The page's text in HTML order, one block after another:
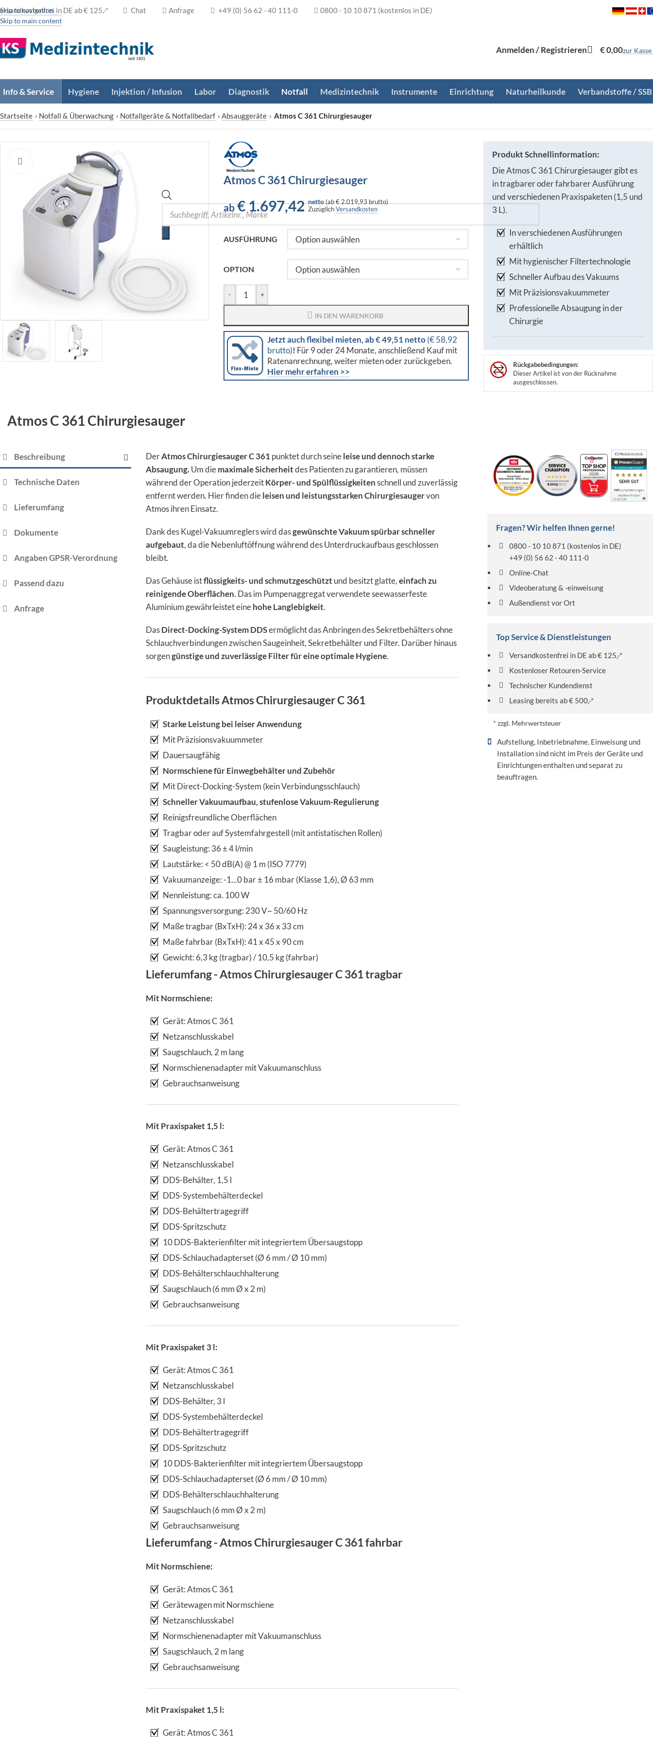
Skip to navigation
Skip to main content
in DE ab € 125,-* Chat Anfrage +49 (0) 56 62 - 40 111-0 0800 - 10 10 871 (kostenlos in DE)
Anmelden / Registrieren €0,00zur Kasse
Info & Service Hygiene Injektion / Infusion Labor Diagnostik Notfall Medizintechnik Instrumente Einrichtung Naturheilkunde Verbandstoffe / SSB
Startseite › Notfall & Überwachung › Notfallgeräte & Notfallbedarf › Absauggeräte › Atmos C 361 Chirurgiesauger
Zum Vergrößern klicken
Atmos C 361 Chirurgiesauger
ab €1.697,42 netto(ab€ 2.019,93brutto)
ZuzüglichVersandkosten
AUSFÜHRUNG
OPTION
- +
IN DEN WARENKORB
Jetzt auch flexibel mieten, ab € 49,51 netto(€ 58,92
brutto)! Für 9 oder 24 Monate, anschließend Kauf mit
Ratenanrechnung, weiter mieten oder zurückgeben.
Hier mehr erfahren >>
Produkt Schnellinformation:
Die Atmos C 361 Chirurgiesauger gibt es
in tragbarer oder fahrbarer Ausführung
und verschiedenen Praxispaketen (1,5 und
3 L).
In verschiedenen Ausführungen
erhältlich
Mit hygienischer Filtertechnologie
Schneller Aufbau des Vakuums
Mit Präzisionsvakuummeter
Professionelle Absaugung in der
Chirurgie
Rückgabebedingungen:
Dieser Artikel ist von der Rücknahme
ausgeschlossen.
Atmos C 361 Chirurgiesauger
Beschreibung
Technische Daten
Lieferumfang
Dokumente
Angaben GPSR-Verordnung
Passend dazu
Anfrage
DerAtmos Chirurgiesauger C 361 punktet durch seineleise und dennoch starke
Absaugung.Um diemaximale Sicherheitdes Patienten zu garantieren, müssen
während der Operation jederzeitKörper- und Spülflüssigkeitenschnell und zuverlässig
entfernt werden. Hier finden dieleisen und leistungsstarken Chirurgiesaugervon
Atmos ihren Einsatz.
Dank des Kugel-Vakuumreglers wird dasgewünschte Vakuum spürbar schneller
aufgebaut, da die Nebenluftöffnung während des Unterdruckaufbaus geschlossen
bleibt.
Das Gehäuse istflüssigkeits- und schmutzgeschützt und besitzt glatte,einfach zu
reinigende Oberflächen. Das im Pumpenaggregat verwendete seewasserfeste
Aluminium gewährleistet einehohe Langlebigkeit.
DasDirect-Docking-System DDSermöglicht das Anbringen des Sekretbehälters ohne
Schlauchverbindungen zwischen Saugeinheit, Sekretbehälter und Filter. Darüber hinaus
sorgengünstige und zuverlässige Filter für eine optimale Hygiene.
Produktdetails Atmos Chirurgiesauger C 361
Starke Leistung bei leiser Anwendung
Mit Präzisionsvakuummeter
Dauersaugfähig
Normschiene für Einwegbehälter und Zubehör
Mit Direct-Docking-System (kein Verbindungsschlauch)
Schneller Vakuumaufbau, stufenlose Vakuum-Regulierung
Reinigsfreundliche Oberflächen
Tragbar oder auf Systemfahrgestell (mit antistatischen Rollen)
Saugleistung: 36 ± 4 l/min
Lautstärke: < 50 dB(A) @ 1 m (ISO 7779)
Vakuumanzeige: -1...0 bar ± 16 mbar (Klasse 1,6), Ø 63 mm
Nennleistung: ca. 100 W
Spannungsversorgung: 230 V~ 50/60 Hz
Maße tragbar (BxTxH): 24 x 36 x 33 cm
Maße fahrbar (BxTxH): 41 x 45 x 90 cm
Gewicht: 6,3 kg (tragbar) / 10,5 kg (fahrbar)
Lieferumfang - Atmos Chirurgiesauger C 361 tragbar
Mit Normschiene:
Gerät: Atmos C 361
Netzanschlusskabel
Saugschlauch, 2 m lang
Normschienenadapter mit Vakuumanschluss
Gebrauchsanweisung
Mit Praxispaket 1,5 l:
Gerät: Atmos C 361
Netzanschlusskabel
DDS-Behälter, 1,5 l
DDS-Systembehälterdeckel
DDS-Behältertragegriff
DDS-Spritzschutz
10 DDS-Bakterienfilter mit integriertem Übersaugstopp
DDS-Schlauchadapterset (Ø 6 mm / Ø 10 mm)
DDS-Behälterschlauchhalterung
Saugschlauch (6 mm Ø x 2 m)
Gebrauchsanweisung
Mit Praxispaket 3 l:
Gerät: Atmos C 361
Netzanschlusskabel
DDS-Behälter, 3 l
DDS-Systembehälterdeckel
DDS-Behältertragegriff
DDS-Spritzschutz
10 DDS-Bakterienfilter mit integriertem Übersaugstopp
DDS-Schlauchadapterset (Ø 6 mm / Ø 10 mm)
DDS-Behälterschlauchhalterung
Saugschlauch (6 mm Ø x 2 m)
Gebrauchsanweisung
Lieferumfang - Atmos Chirurgiesauger C 361 fahrbar
Mit Normschiene:
Gerät: Atmos C 361
Gerätewagen mit Normschiene
Netzanschlusskabel
Normschienenadapter mit Vakuumanschluss
Saugschlauch, 2 m lang
Gebrauchsanweisung
Mit Praxispaket 1,5 l:
Gerät: Atmos C 361
KS Medizintechnik
Fragen? Wir helfen Ihnen gerne!
0800 - 10 10 871 (kostenlos in DE)
+49 (0) 56 62 - 40 111-0
Online-Chat
Videoberatung & -einweisung
Außendienst vor Ort
Top Service & Dienstleistungen
Versandkostenfrei in DE ab € 125,-*
Kostenloser Retouren-Service
Technischer Kundendienst
Leasing bereits ab € 500,-*
* zzgl. Mehrwertsteuer
Aufstellung, Inbetriebnahme, Einweisung und
Installation sind nicht im Preis der Geräte und
Einrichtungen enthalten und separat zu
beauftragen.